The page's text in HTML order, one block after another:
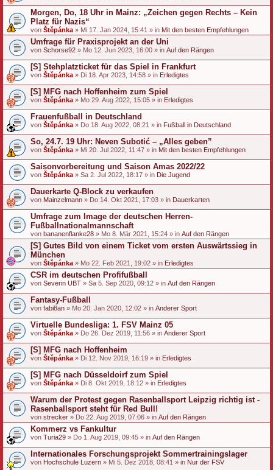
Morgen, Do, 18 Uhr in Mainz: „Zeichen gegen Rechts – Kein
Platz für Nazis“
von Štěpánka » Mi 17. Jan 2024, 15:41 » in Mit den besten Empfehlungen
Umfrage für Praxisprojekt an der Uni
von Schorse92 » Mo 12. Jun 2023, 16:00 » in Auf den Rängen
[S] Stehplatzticket für das Spiel in Frankfurt
von Štěpánka » Di 18. Apr 2023, 14:58 » in Erledigtes
[S] MFG nach Hoffenheim zum Spiel
von Štěpánka » Mo 29. Aug 2022, 15:05 » in Erledigtes
Frauenfußball in Deutschland
von Štěpánka » Do 18. Aug 2022, 08:21 » in Fußball in Deutschland
So, 24.7. 19 Uhr: Neven Subotić – „Alles geben”
von Štěpánka » Mi 20. Jul 2022, 11:47 » in Mit den besten Empfehlungen
Saisonvorbereitung und Saison Amas 2022/22
von Štěpánka » Sa 2. Jul 2022, 18:17 » in Die Jugend
Dauerkarte Q-Block zu verkaufen
von Mainzelmann » Do 14. Okt 2021, 17:03 » in Dauerkarten
Umfrage zum Image der deutschen Herren-
Fußballnationalmannschaft
von bananenflanke28 » Mo 8. Mär 2021, 15:24 » in Auf den Rängen
[S] Gutes Bild von einem Ticket vom ersten Auswärtssieg in
München
von Štěpánka » Mo 22. Feb 2021, 19:02 » in Erledigtes
CSR im deutschen Profifußball
von Severin UBT » Sa 5. Sep 2020, 09:12 » in Auf den Rängen
Fantasy-Fußball
von fabi8an » Mo 20. Jan 2020, 12:02 » in Anderer Sport
Virtuelle Bundesliga: 1. FSV Mainz 05
von Štěpánka » Do 26. Dez 2019, 11:56 » in Anderer Sport
[S] MFG nach Hoffenheim
von Štěpánka » Di 12. Nov 2019, 16:19 » in Erledigtes
[S] MFG nach Düsseldoirf zum Spiel
von Štěpánka » Di 8. Okt 2019, 18:12 » in Erledigtes
Warum der Protest gegen Rasenballsport Leipzig richtig ist -
Rasenballsport steht für Red Bull!
von strecker » Do 22. Aug 2019, 07:06 » in Auf den Rängen
Kommerz vs Fankultur
von Turia29 » Do 1. Aug 2019, 09:45 » in Auf den Rängen
Internationales Forschungsprojekt Sommertrainingslager
von Hochschule Luzern » Mi 5. Dez 2018, 08:41 » in Nur der FSV